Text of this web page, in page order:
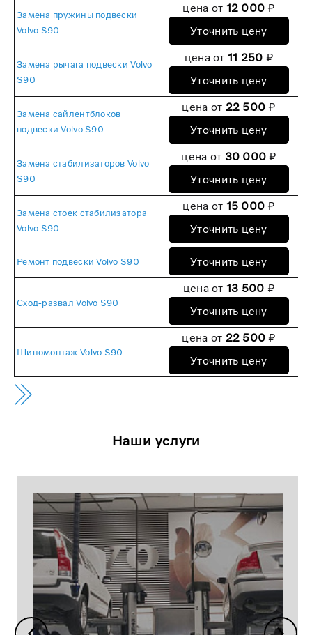
Замена пружины подвески
Volvo S90
цена от 12 000 ₽
Уточнить цену
Замена рычага подвески Volvo
S90
цена от 11 250 ₽
Уточнить цену
Замена сайлентблоков
подвески Volvo S90
цена от 22 500 ₽
Уточнить цену
Замена стабилизаторов Volvo
S90
цена от 30 000 ₽
Уточнить цену
Замена стоек стабилизатора
Volvo S90
цена от 15 000 ₽
Уточнить цену
Ремонт подвески Volvo S90 Уточнить цену
Сход-развал Volvo S90
цена от 13 500 ₽
Уточнить цену
Шиномонтаж Volvo S90
цена от 22 500 ₽
Уточнить цену
Наши услуги